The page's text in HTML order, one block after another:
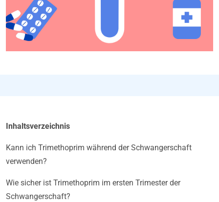
Inhaltsverzeichnis
Kann ich Trimethoprim während der Schwangerschaft
verwenden?
Wie sicher ist Trimethoprim im ersten Trimester der
Schwangerschaft?